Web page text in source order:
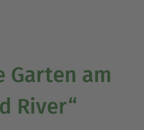
Garten am
River“